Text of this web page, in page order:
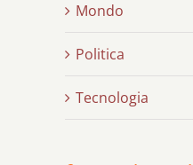
Mondo
Politica
Tecnologia